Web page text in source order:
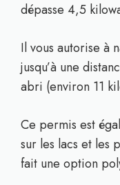
dépasse 4,5
Il vous autorise à
jusqu’à une
abri (environ 11
Ce permis est
sur les lacs et les
fait une option